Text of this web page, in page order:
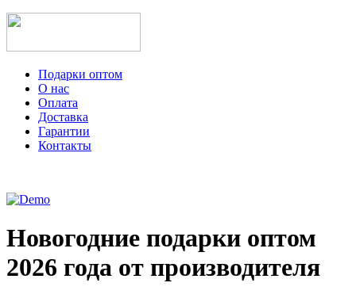
Подарки оптом
О нас
Оплата
Доставка
Гарантии
Контакты
Новогодние подарки оптом
2026 года от производителя